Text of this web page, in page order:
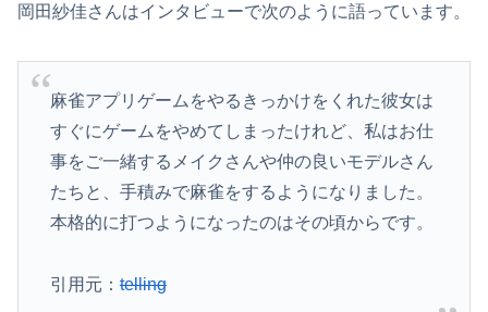
岡田紗佳さんはインタビューで次のように語っています。
麻雀アプリゲームをやるきっかけをくれた彼女は
すぐにゲームをやめてしまったけれど、私はお仕
事をご一緒するメイクさんや仲の良いモデルさん
たちと、手積みで麻雀をするようになりました。
本格的に打つようになったのはその頃からです。
引用元：telling